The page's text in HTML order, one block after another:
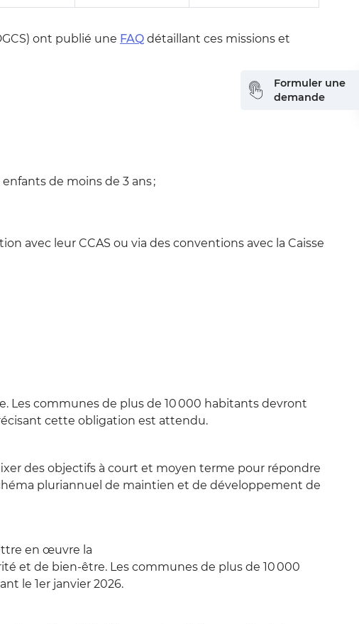
Formuler une
demande
ont publié une FAQ détaillant ces missions et
de moins de 3 ans ;
avec leur CCAS ou via des conventions avec la Caisse
communes de plus de 10 000 habitants devront
cette obligation est attendu.
des objectifs à court et moyen terme pour répondre
pluriannuel de maintien et de développement de
en œuvre la
et de bien-être. Les communes de plus de 10 000
le 1er janvier 2026.